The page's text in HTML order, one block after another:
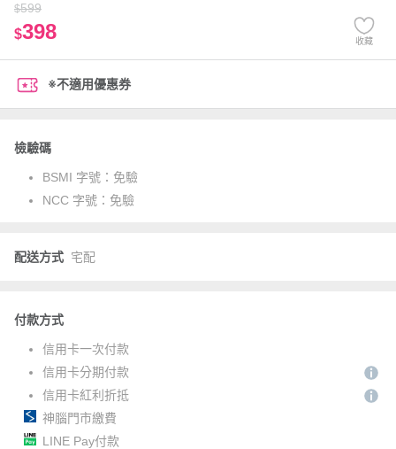
$599
$398 收藏
※不適用優惠券
檢驗碼
BSMI 字號： 免驗
NCC 字號： 免驗
配送方式 宅配
付款方式
信用卡一次付款
信用卡分期付款
信用卡紅利折抵
神腦門市繳費
LINE Pay付款